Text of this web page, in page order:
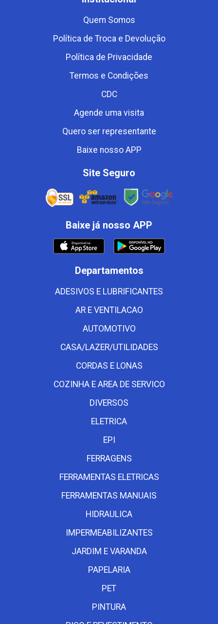
Quem Somos
Política de Troca e Devolução
Política de Privacidade
Termos e Condições
CDC
Agende uma visita
Quero ser representante
Baixe nosso APP
Site Seguro
Baixe já nosso APP
Departamentos
ADESIVOS E LUBRIFICANTES
AR E VENTILACAO
AUTOMOTIVO
CASA/LAZER/UTILIDADES
CORDAS E LONAS
COZINHA E AREA DE SERVICO
DIVERSOS
ELETRICA
EPI
FERRAGENS
FERRAMENTAS ELETRICAS
FERRAMENTAS MANUAIS
HIDRAULICA
IMPERMEABILIZANTES
JARDIM E VARANDA
PAPELARIA
PET
PINTURA